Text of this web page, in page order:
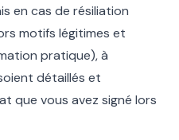
en cas de résiliation
motifs légitimes et
pratique), à
détaillés et
que vous avez signé lors